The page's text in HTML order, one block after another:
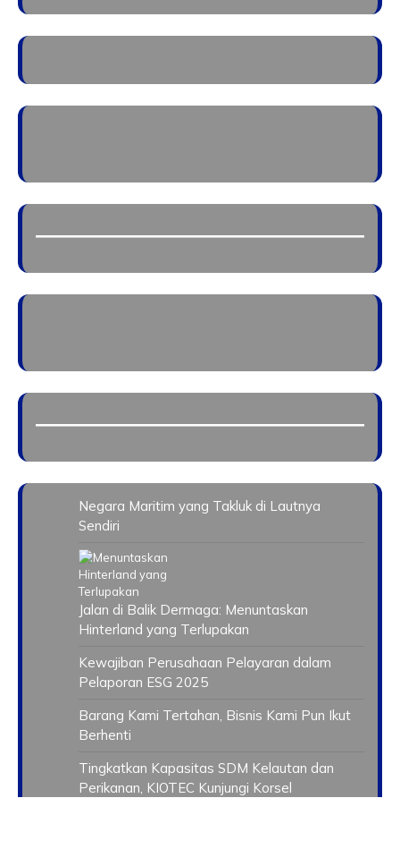
Negara Maritim yang Takluk di Lautnya
Sendiri
Jalan di Balik Dermaga: Menuntaskan
Hinterland yang Terlupakan
Kewajiban Perusahaan Pelayaran dalam
Pelaporan ESG 2025
Barang Kami Tertahan, Bisnis Kami Pun Ikut
Berhenti
Tingkatkan Kapasitas SDM Kelautan dan
Perikanan, KIOTEC Kunjungi Korsel